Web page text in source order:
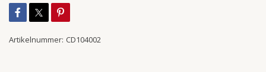
Artikelnummer: CD104002